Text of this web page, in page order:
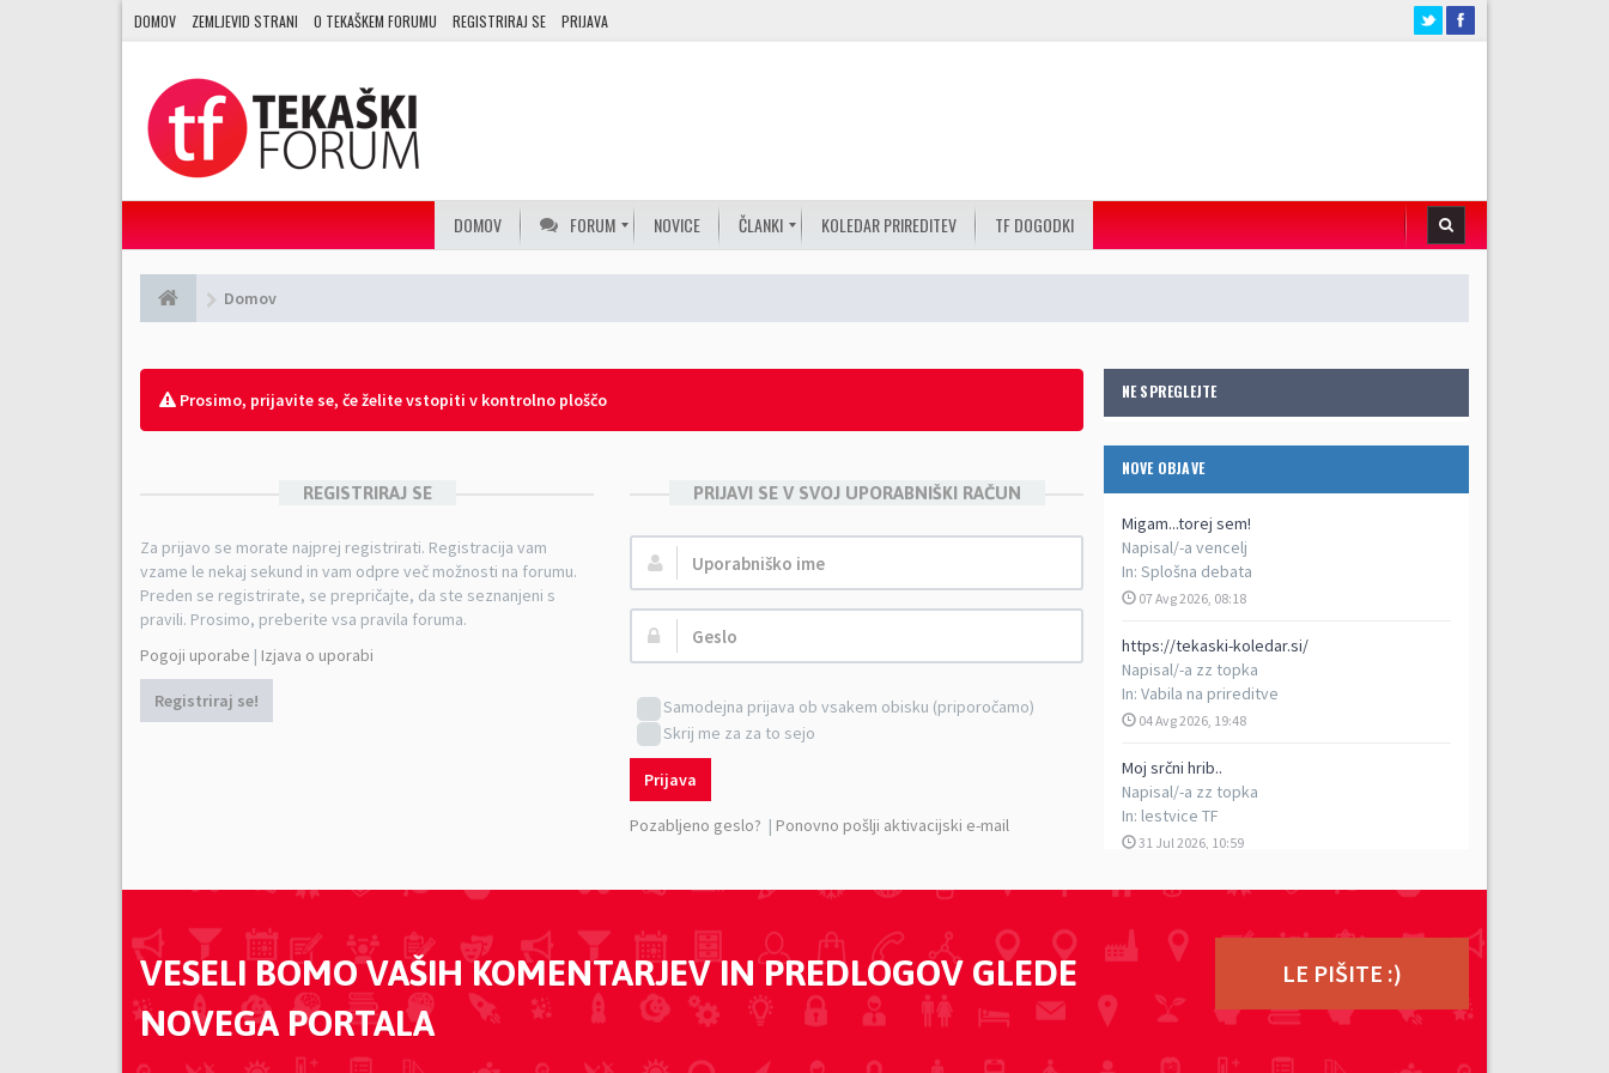
DOMOV ZEMLJEVID STRANI O TEKAŠKEM FORUMU REGISTRIRAJ SE PRIJAVA
DOMOV FORUM NOVICE ČLANKI KOLEDAR PRIREDITEV TF DOGODKI
Domov
NE SPREGLEJTE
NOVE OBJAVE
Migam...torej sem!
Napisal/-a vencelj
In: Splošna debata
07 Avg 2026, 08:18
https://tekaski-koledar.si/
Napisal/-a zz topka
In: Vabila na prireditve
04 Avg 2026, 19:48
Moj srčni hrib..
Napisal/-a zz topka
In: lestvice TF
31 Jul 2026, 10:59
5. vzpon na Porezen
In:
Poročila s prireditev
29 Jul 2026, 17:13
TEK DVOJK - petkilometrski rekreativni tek v
Napisal/-a
ziga
Prosimo, prijavite se, če želite vstopiti v kontrolno ploščo
REGISTRIRAJ SE
Za prijavo se morate najprej registrirati. Registracija vam
vzame le nekaj sekund in vam odpre več možnosti na forumu.
Preden se registrirate, se prepričajte, da ste seznanjeni s
pravili. Prosimo, preberite vsa pravila foruma.
Pogoji uporabe | Izjava o uporabi
Registriraj se!
PRIJAVI SE V SVOJ UPORABNIŠKI RAČUN
Uporabniško
ime:
Geslo:
Samodejna prijava ob vsakem obisku (priporočamo)
Skrij me za za to sejo
Prijava
Pozabljeno geslo? | Ponovno pošlji aktivacijski e-mail
VESELI BOMO VAŠIH KOMENTARJEV IN PREDLOGOV GLEDE
NOVEGA PORTALA
LE PIŠITE :)